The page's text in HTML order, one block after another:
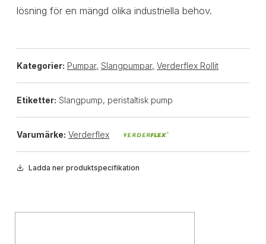
lösning för en mängd olika industriella behov.
Kategorier: Pumpar, Slangpumpar, Verderflex Rollit
Etiketter: Slangpump, peristaltisk pump
Varumärke: Verderflex
Ladda ner produktspecifikation